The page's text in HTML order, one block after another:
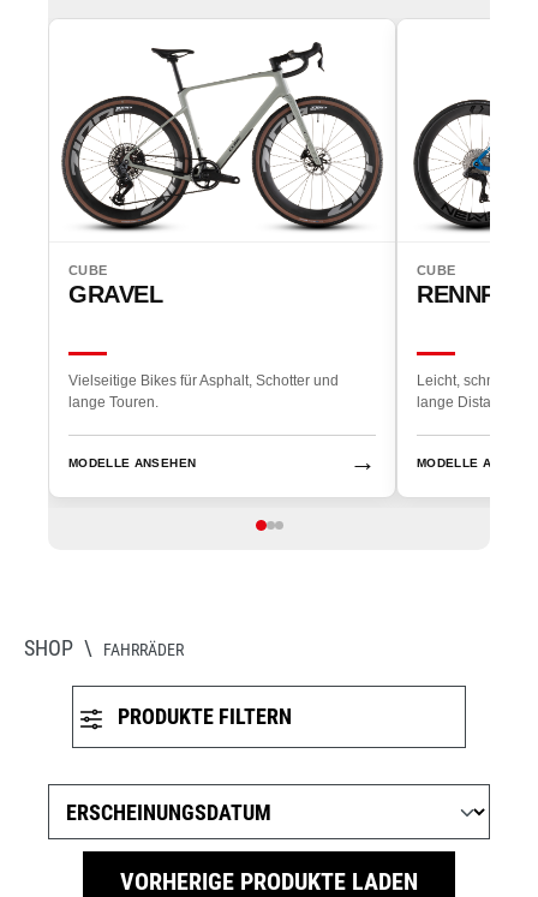
CUBE
GRAVEL
Vielseitige Bikes für Asphalt, Schotter und
lange Touren.
MODELLE ANSEHEN →
CUBE
RENNRAD
Leicht, schnell
lange Distanzen.
MODELLE
SHOP \ FAHRRÄDER
PRODUKTE FILTERN
VORHERIGE PRODUKTE LADEN